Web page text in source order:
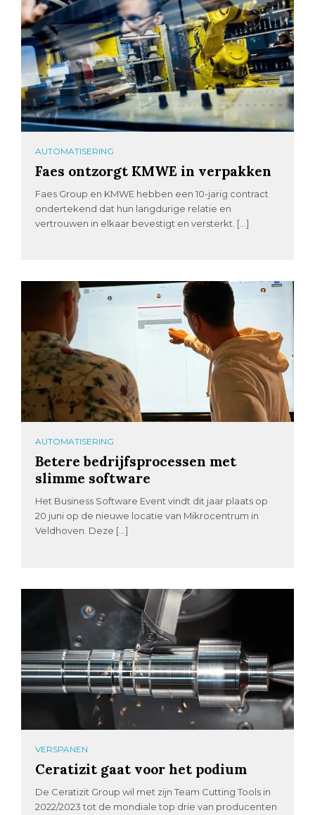
AUTOMATISERING
Faes ontzorgt KMWE in verpakken
Faes Group en KMWE hebben een 10-jarig contract
ondertekend dat hun langdurige relatie en
vertrouwen in elkaar bevestigt en versterkt. […]
AUTOMATISERING
Betere bedrijfsprocessen met
slimme software
Het Business Software Event vindt dit jaar plaats op
20 juni op de nieuwe locatie van Mikrocentrum in
Veldhoven. Deze […]
VERSPANEN
Ceratizit gaat voor het podium
De Ceratizit Group wil met zijn Team Cutting Tools in
2022/2023 tot de mondiale top drie van producenten